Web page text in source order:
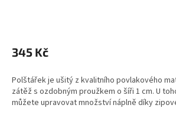
345 Kč
Polštářek je ušitý z kvalitního povlakového
zátěž s ozdobným proužkem o šíři 1 cm. U
můžete upravovat množství náplně díky